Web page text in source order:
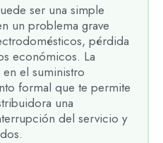
ser una simple
un problema grave
pérdida
económicos. La
el suministro
formal que te permite
una
del servicio y